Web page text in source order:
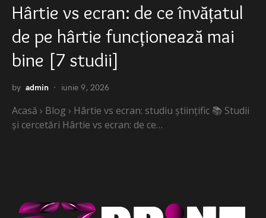
Hârtie vs ecran: de ce învățatul
de pe hârtie funcționează mai
bine [7 studii]
by admin iunie 9, 2026
Acasă › Blog › Hârtie vs ecran: studiu științific 📚 Studii
și cercetări Hârtie vs ecran: de ce…